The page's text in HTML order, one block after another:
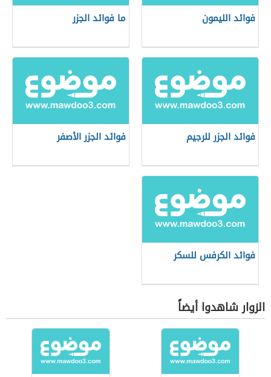
فوائد الليمون ما فوائد الجزر
فوائد الجزر للرجيم فوائد الجزر الأصفر
فوائد الكرفس للسكر
الزوار شاهدوا أيضاً